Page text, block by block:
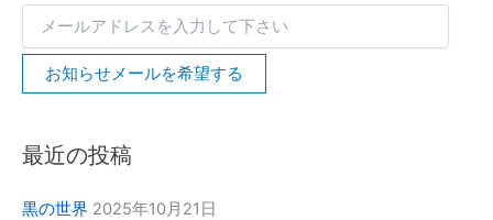
お知らせメールを希望する
最近の投稿
黒の世界 2025年10月21日